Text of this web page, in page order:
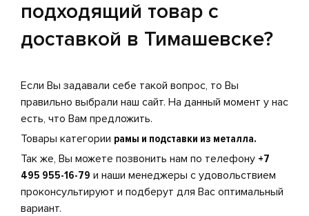
подходящий товар с
доставкой в Тимашевске?
Если Вы задавали себе такой вопрос, то Вы
правильно выбрали наш сайт. На данный момент у нас
есть, что Вам предложить.
Товары категории рамы и подставки из металла.
Так же, Вы можете позвонить нам по телефону +7
495 955-16-79 и наши менеджеры с удовольствием
проконсультируют и подберут для Вас оптимальный
вариант.